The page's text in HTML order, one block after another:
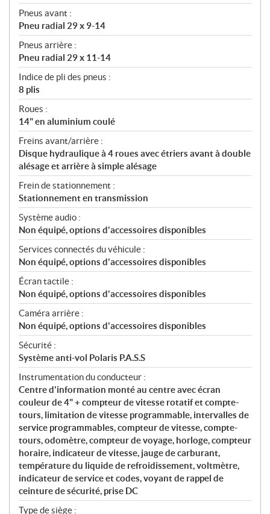
Pneus avant :
Pneu radial 29 x 9-14
Pneus arrière :
Pneu radial 29 x 11-14
Indice de pli des pneus :
8 plis
Roues :
14" en aluminium coulé
Freins avant/arrière :
Disque hydraulique à 4 roues avec étriers avant à double
alésage et arrière à simple alésage
Frein de stationnement :
Stationnement en transmission
Système audio :
Non équipé, options d'accessoires disponibles
Services connectés du véhicule :
Non équipé, options d'accessoires disponibles
Écran tactile :
Non équipé, options d'accessoires disponibles
Caméra arrière :
Non équipé, options d'accessoires disponibles
Sécurité :
Système anti-vol Polaris P.A.S.S
Instrumentation du conducteur :
Centre d'information monté au centre avec écran
couleur de 4" + compteur de vitesse rotatif et compte-
tours, limitation de vitesse programmable, intervalles de
service programmables, compteur de vitesse, compte-
tours, odomètre, compteur de voyage, horloge, compteur
horaire, indicateur de vitesse, jauge de carburant,
température du liquide de refroidissement, voltmètre,
indicateur de service et codes, voyant de rappel de
ceinture de sécurité, prise DC
Type de siège :